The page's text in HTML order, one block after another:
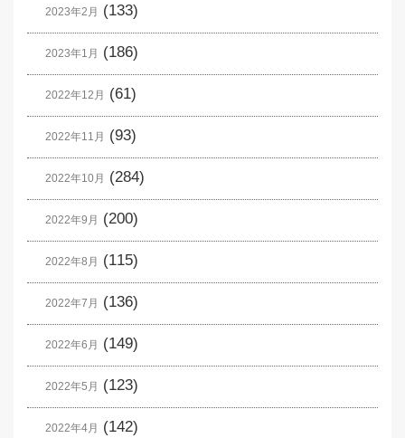
2023年2月 (133)
2023年1月 (186)
2022年12月 (61)
2022年11月 (93)
2022年10月 (284)
2022年9月 (200)
2022年8月 (115)
2022年7月 (136)
2022年6月 (149)
2022年5月 (123)
2022年4月 (142)